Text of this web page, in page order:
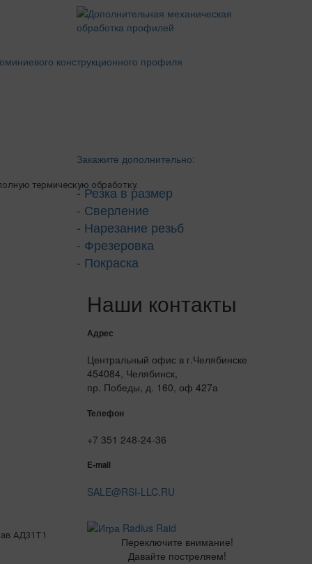
термическую обработку.
АД31Т1
Закажите дополнительно:
- Резка в размер
- Сверление
- Нарезание резьб
- Фрезеровка
- Покраска
Наши контакты
Адрес
Центральный офис в г.Челябинске
454084, Челябинск,
пр. Победы, д. 160, оф 427а
Телефон
+7 351 248-24-36
E-mail
SALE@RSI-LLC.RU
Переключите внимание!
Давайте постреляем!